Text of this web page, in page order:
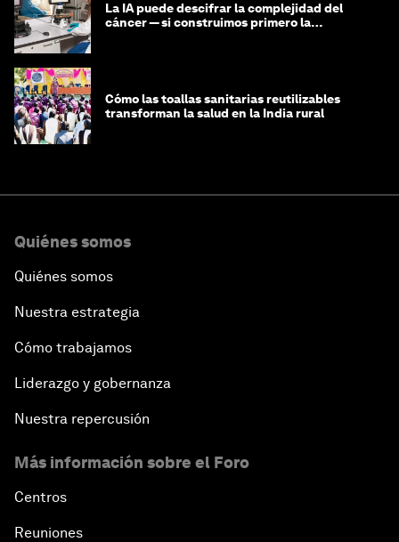
La IA puede descifrar la complejidad del
cáncer — si construimos primero la
Cómo las toallas sanitarias reutilizables
transforman la salud en la India rural
Quiénes somos
Quiénes somos
Nuestra estrategia
Cómo trabajamos
Liderazgo y gobernanza
Nuestra repercusión
Más información sobre el Foro
Centros
Reuniones